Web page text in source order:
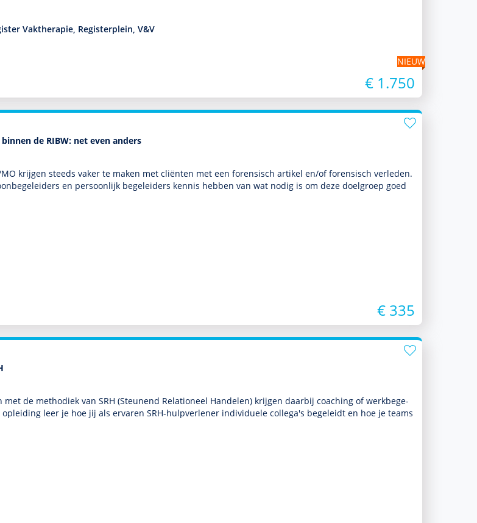
Vaktherapie, Registerplein, V&V
NIEUW
€ 1.750
de RIBW: net even anders
krijgen steeds vaker te maken met cliënten met een foren­sisch artikel en/of foren­sisch verleden.
en per­soon­lijk bege­leiders kennis hebben van wat nodig is om deze doel­groep goed
€ 335
met de metho­diek van SRH (Steunend Relationeel Han­delen) krijgen daarbij coaching of werkbege­
leer je hoe jij als ervaren SRH-hulp­ver­le­ner indivi­duele collega's bege­leidt en hoe je teams